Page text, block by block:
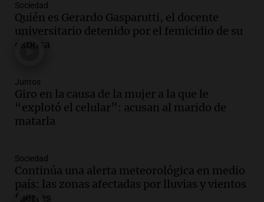
Audio.
de semana helado y ciudadanos
marchan contra reforma de tierras
Panorama Federal
Audio.
El "Mono" de Kapanga
adelantó su show en Rosario.
Viva la Radio Rosario
Episodios
en suspenso a hombre por simular robo
de recaudación en San Luis
Panorama Federal
Sociedad
Quién es Gerardo Gasparutti, el docente
universitario detenido por el femicidio de su
esposa
Juntos
Giro en la causa de la mujer a la que le
“explotó el celular”: acusan al marido de
matarla
Sociedad
Continúa una alerta meteorológica en medio
país: las zonas afectadas por lluvias y vientos
fuertes